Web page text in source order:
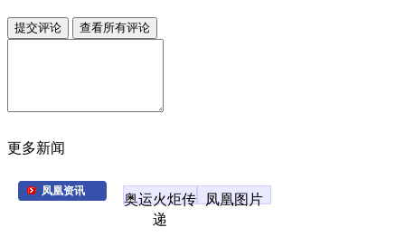
更多新闻
凤凰资讯
奥运火炬传
递
凤凰图片